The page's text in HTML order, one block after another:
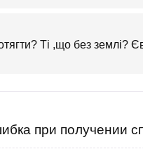
Ті ,що без землі?
при получении